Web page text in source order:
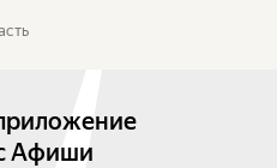
Афиши